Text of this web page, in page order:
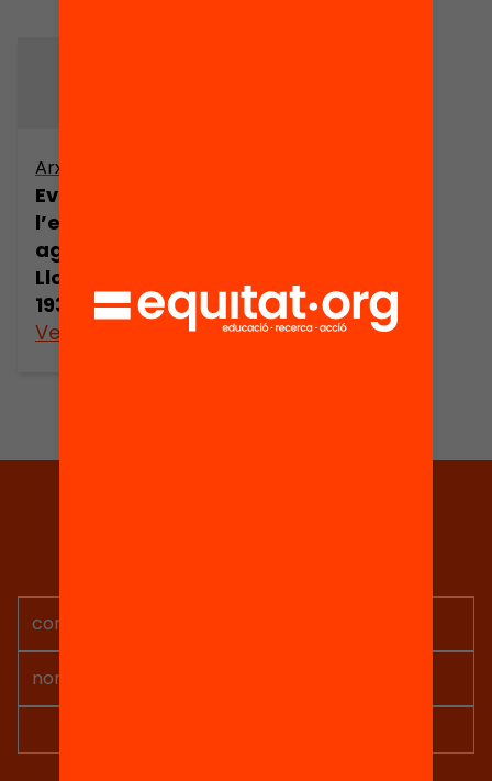
Arxiu
Evolució de
l’estructura
agrària del Baix
Llobregat (1860-
1931) (part 6)
Veure’n més